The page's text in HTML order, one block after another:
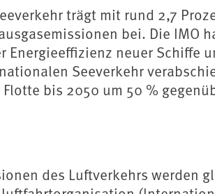
trägt mit rund 2,7
bei. Die IMO
Energieeffizienz neuer Schiffe
Seeverkehr
Flotte bis 2050 um 50 %
des Luftverkehrs werden